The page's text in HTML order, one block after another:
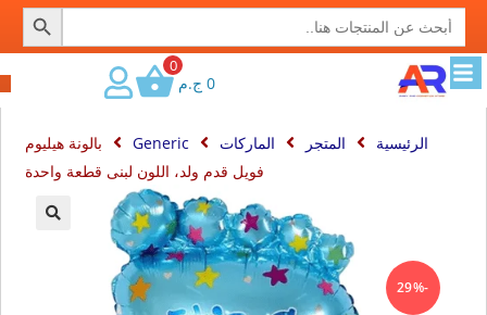
Search
for:
SEARCH BUTTON
0 ج.م
0
الرئيسية المتجر الماركات Generic
بالونة هيليوم
فويل قدم ولد، اللون لبنى قطعة واحدة
-29%